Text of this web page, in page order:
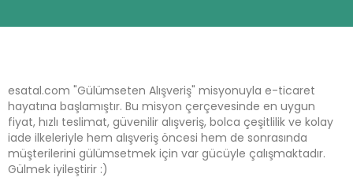
esatal.com "Gülümseten Alışveriş" misyonuyla e-ticaret
hayatına başlamıştır. Bu misyon çerçevesinde en uygun
fiyat, hızlı teslimat, güvenilir alışveriş, bolca çeşitlilik ve kolay
iade ilkeleriyle hem alışveriş öncesi hem de sonrasında
müşterilerini gülümsetmek için var gücüyle çalışmaktadır.
Gülmek iyileştirir :)